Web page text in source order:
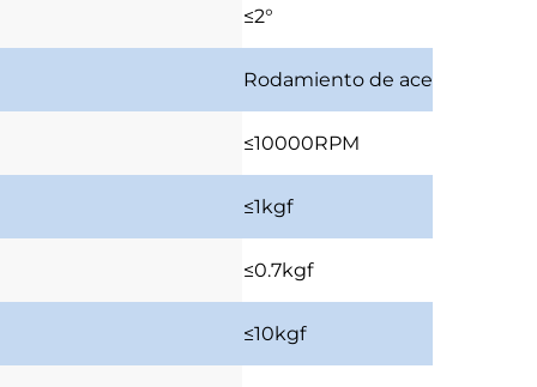
≤2°
Rodamiento de aceite
≤10000RPM
≤1kgf
≤0.7kgf
≤10kgf